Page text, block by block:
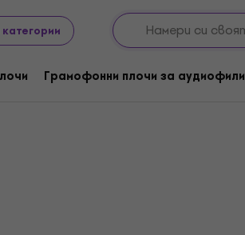
Грамофонни плочи за аудиофили
Bradley